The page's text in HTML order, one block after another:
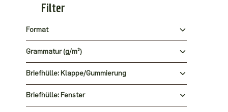
Filter
Format
Grammatur (g/m²)
Briefhülle: Klappe/Gummierung
Briefhülle: Fenster